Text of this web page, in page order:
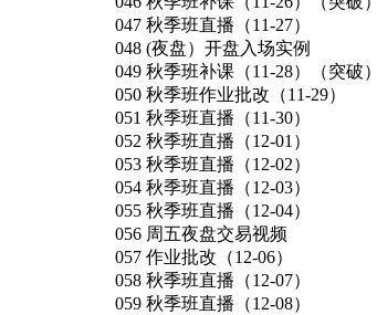
047 秋季班直播（11-27）
048 (夜盘）开盘入场实例
049 秋季班补课（11-28）（突破）
050 秋季班作业批改（11-29）
051 秋季班直播（11-30）
052 秋季班直播（12-01）
053 秋季班直播（12-02）
054 秋季班直播（12-03）
055 秋季班直播（12-04）
056 周五夜盘交易视频
057 作业批改（12-06）
058 秋季班直播（12-07）
059 秋季班直播（12-08）